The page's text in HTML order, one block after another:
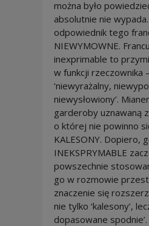
można było
absolutnie nie
odpowiednik tego
NIEWYMOWNE.
inexprimable to
w funkcji rzeczownika
‘niewyrażalny,
niewysłowiony’.
garderoby uznawaną
o której nie powinno
KALESONY. Dopiero,
INEKSPRYMABLE
powszechnie
go w rozmowie
znaczenie się
nie tylko ‘kalesony’,
dopasowane spodnie’.